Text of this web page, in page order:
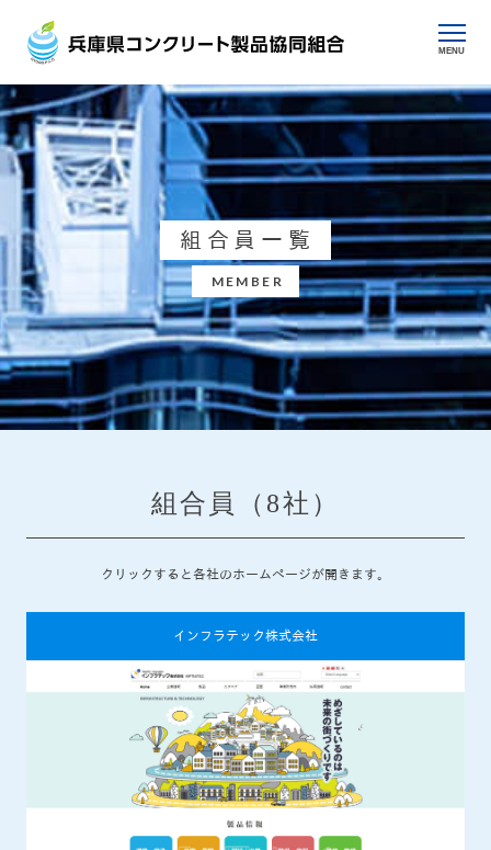
MENU
組合員一覧
MEMBER
組合員（8社）
クリックすると各社のホームページが開きます。
インフラテック株式会社